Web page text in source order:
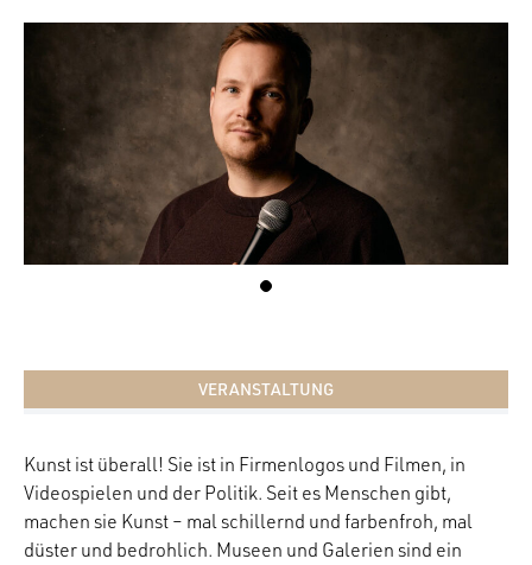
VERANSTALTUNG
Kunst ist überall! Sie ist in Firmenlogos und Filmen, in
Videospielen und der Politik. Seit es Menschen gibt,
machen sie Kunst – mal schillernd und farbenfroh, mal
düster und bedrohlich. Museen und Galerien sind ein